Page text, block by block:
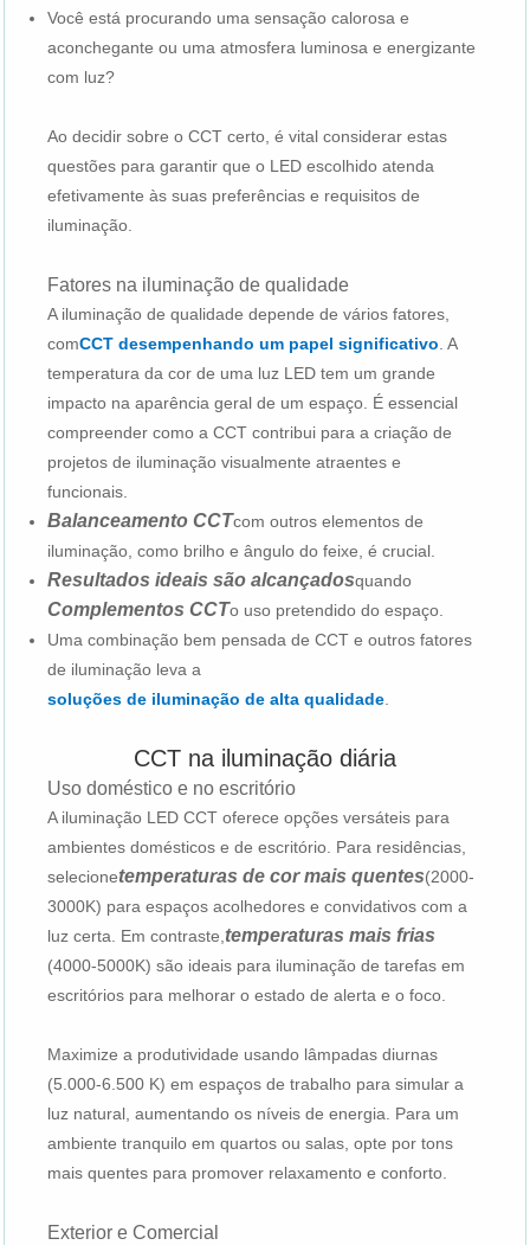
Você está procurando uma sensação calorosa e
aconchegante ou uma atmosfera luminosa e energizante
com luz?
Ao decidir sobre o CCT certo, é vital considerar estas
questões para garantir que o LED escolhido atenda
efetivamente às suas preferências e requisitos de
iluminação.
Fatores na iluminação de qualidade
A iluminação de qualidade depende de vários fatores,
comCCT desempenhando um papel significativo. A
temperatura da cor de uma luz LED tem um grande
impacto na aparência geral de um espaço. É essencial
compreender como a CCT contribui para a criação de
projetos de iluminação visualmente atraentes e
funcionais.
Balanceamento CCTcom outros elementos de
iluminação, como brilho e ângulo do feixe, é crucial.
Resultados ideais são alcançadosquando
Complementos CCTo uso pretendido do espaço.
Uma combinação bem pensada de CCT e outros fatores
de iluminação leva a
soluções de iluminação de alta qualidade.
CCT na iluminação diária
Uso doméstico e no escritório
A iluminação LED CCT oferece opções versáteis para
ambientes domésticos e de escritório. Para residências,
selecionetemperaturas de cor mais quentes(2000-
3000K) para espaços acolhedores e convidativos com a
luz certa. Em contraste,temperaturas mais frias
(4000-5000K) são ideais para iluminação de tarefas em
escritórios para melhorar o estado de alerta e o foco.
Maximize a produtividade usando lâmpadas diurnas
(5.000-6.500 K) em espaços de trabalho para simular a
luz natural, aumentando os níveis de energia. Para um
ambiente tranquilo em quartos ou salas, opte por tons
mais quentes para promover relaxamento e conforto.
Exterior e Comercial